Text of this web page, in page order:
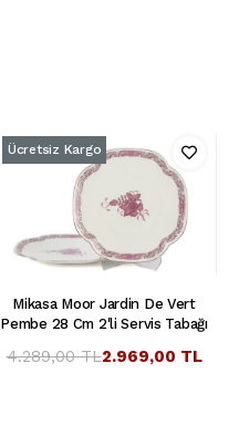
Mikasa Moor Jardin De Vert
Pembe 28 Cm 2'li Servis Tabağı
2.969,00 TL
4.289,00 TL
Ücretsiz Kargo